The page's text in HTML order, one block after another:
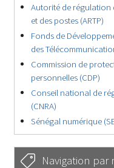
Autorité de régulation
et des postes (ARTP)
Fonds de
des
Commission de
personnelles (CDP)
Conseil national de
(CNRA)
Sénégal numérique
Navigation par